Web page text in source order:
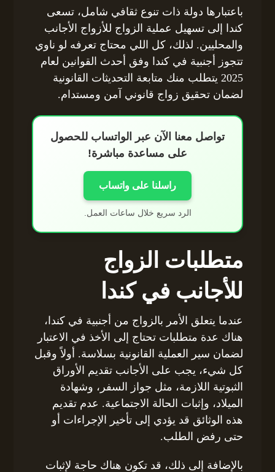
باعتبارها دولة ذات تنوع ثقافي شامل، تسعى
كندا إلى تسهيل عملية الزواج للأزواج الأجانب
والمحليين. لذلك، كل اللي محتاج تعرفه لو ناوي
تتجوز أجنبية في كندا وفق أحدث القوانين لعام
2025 يتطلب منك متابعة التحديثات القانونية
لضمان تحقيق زواج قانوني آمن ومستدام.
تواصل معنا الآن عبر الواتساب للحصول
على مساعدة مباشرة!
راسلنا على واتساب
الرد سريع خلال ساعات العمل.
متطلبات الزواج
للأجانب في كندا
عندما يتعلق الأمر بالزواج من أجنبية في كندا،
هناك عدة متطلبات تحتاج إلى الأخذ في الاعتبار
لضمان سير العملية القانونية بسلاسة. أولاً وقبل
كل شيء، يجب على الأجانب تقديم الأوراق
الثبوتية اللازمة، مثل جواز السفر، وشهادة
الميلاد، وإثبات الحالة الاجتماعية. عدم تقديم
هذه الوثائق قد يؤدي إلى تأخير الإجراءات أو
حتى رفض الطلب.
بالإضافة إلى ذلك، قد تكون هناك حاجة لإثبات